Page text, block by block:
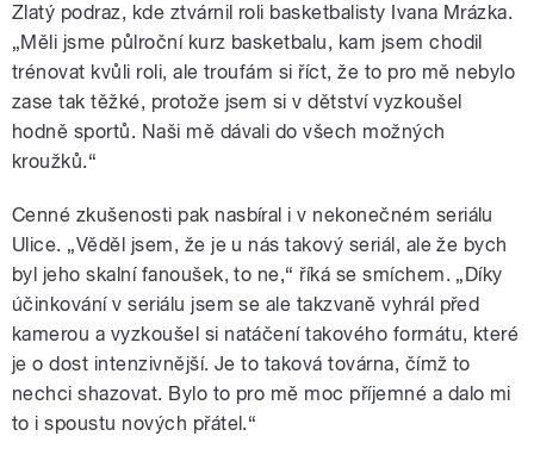
Zlatý podraz, kde ztvárnil roli basketbalisty Ivana Mrázka.
„Měli jsme půlroční kurz basketbalu, kam jsem chodil
trénovat kvůli roli, ale troufám si říct, že to pro mě nebylo
zase tak těžké, protože jsem si v dětství vyzkoušel
hodně sportů. Naši mě dávali do všech možných
kroužků.“
Cenné zkušenosti pak nasbíral i v nekonečném seriálu
Ulice. „Věděl jsem, že je u nás takový seriál, ale že bych
byl jeho skalní fanoušek, to ne,“ říká se smíchem. „Díky
účinkování v seriálu jsem se ale takzvaně vyhrál před
kamerou a vyzkoušel si natáčení takového formátu, které
je o dost intenzivnější. Je to taková továrna, čímž to
nechci shazovat. Bylo to pro mě moc příjemné a dalo mi
to i spoustu nových přátel.“